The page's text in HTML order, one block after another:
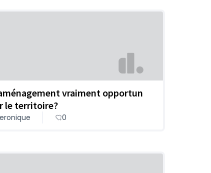
vraiment opportun
le territoire?
0